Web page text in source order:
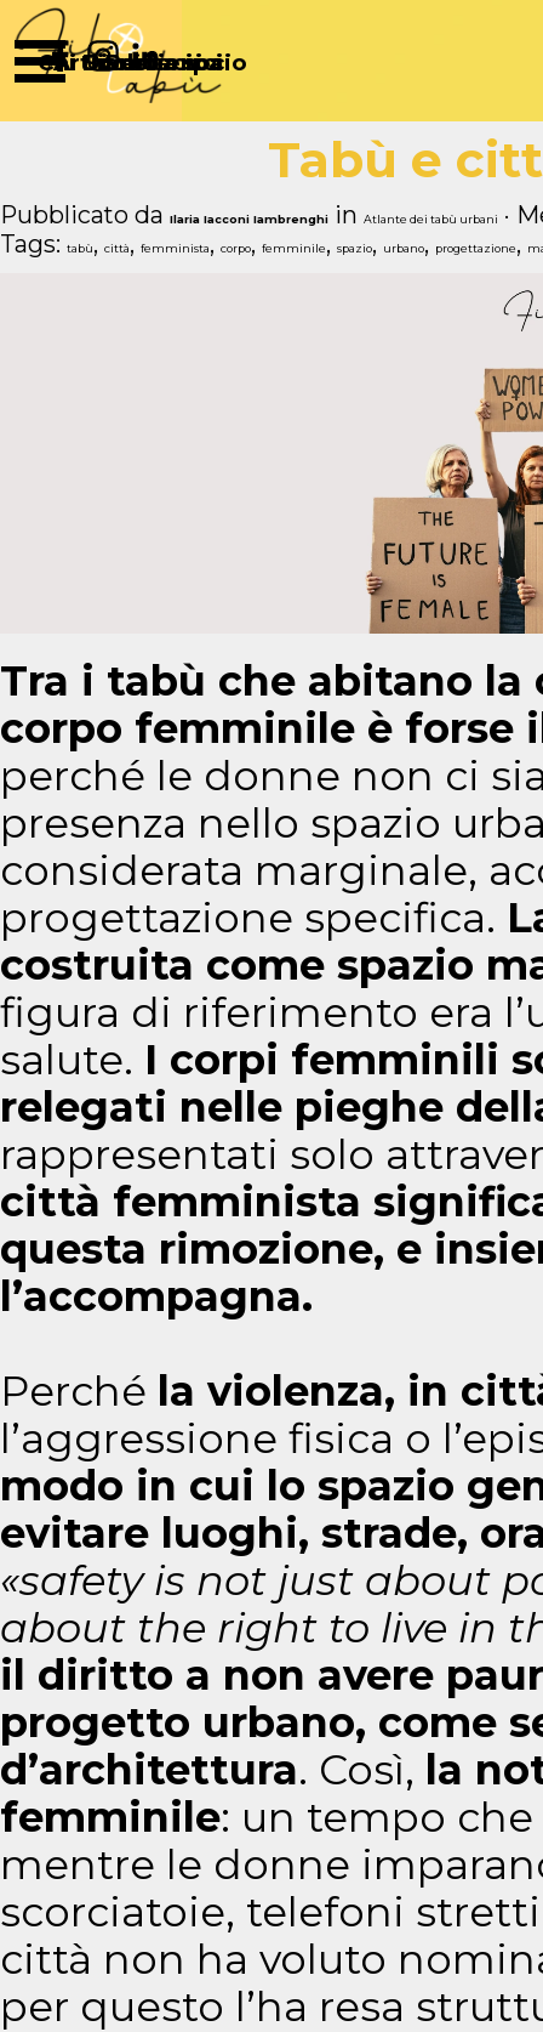
Vai ai contenuti
Salta menù
Chi Siamo
ArticoliPartecipa
Sostienici
Diventa socio
Tabù e
Pubblicato da Ilaria Iacconi Iambrenghi in Atlante dei tabù urbani
·
Tags: tabù, città, femminista, corpo, femminile, spazio, urbano, progettazione,
Tra i tabù che abitano
corpo femminile è forse
perché le donne non ci
presenza nello spazio
considerata marginale,
progettazione specifica.
costruita come spazio
figura di riferimento era
salute. I corpi femminili
relegati nelle pieghe
rappresentati solo
città femminista
questa rimozione, e
l’accompagna.
Perché la violenza, in
l’aggressione fisica o
modo in cui lo spazio
evitare luoghi, strade,
«safety is not just about
about the right to live in
il diritto a non avere
progetto urbano, come
d’architettura. Così, la
femminile: un tempo
mentre le donne
scorciatoie, telefoni
città non ha voluto
per questo l’ha resa